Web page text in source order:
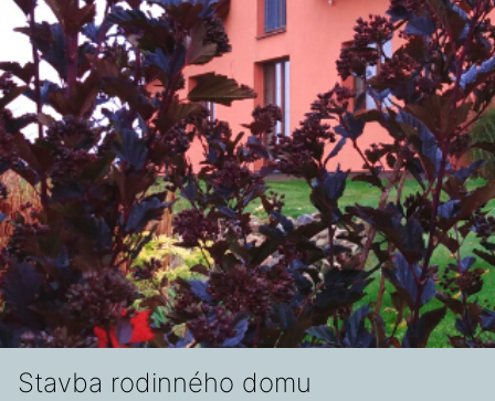
Stavba rodinného domu